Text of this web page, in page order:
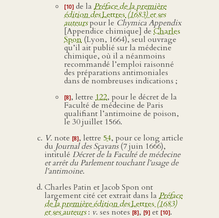
[10] de la Préface de la première
édition desLettres(1683) et ses
auteurspour le Chymica Appendix
[Appendice chimique] de Charles
Spon (Lyon, 1664), seul ouvrage
qu’il ait publié sur la médecine
chimique, où il a néanmoins
recommandé l’emploi raisonné
des préparations antimoniales
dans de nombreuses indications ;
[8], lettre 122, pour le décret de la
Faculté de médecine de Paris
qualifiant l’antimoine de poison,
le 30 juillet 1566.
V. note [8], lettre 54, pour ce long article
du Journal des Sçavans(7 juin 1666),
intitulé Décret de la Faculté de médecine
et arrêt du Parlement touchant l’usage de
l’antimoine.
Charles Patin et Jacob Spon ont
largement cité cet extrait dans la Préface
de la première édition desLettres(1683)
et ses auteurs: v. ses notes [8], [9] et [10].